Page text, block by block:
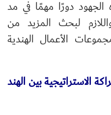
دورًا مهمًا في مد
لبحث المزيد من
الأعمال الهندية
الاستراتيجية بين الهند